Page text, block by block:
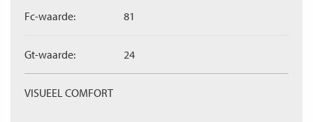
Fc-waarde: 81
Gt-waarde: 24
VISUEEL COMFORT